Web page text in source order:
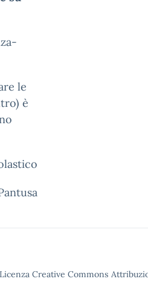
le
è
Creative Commons